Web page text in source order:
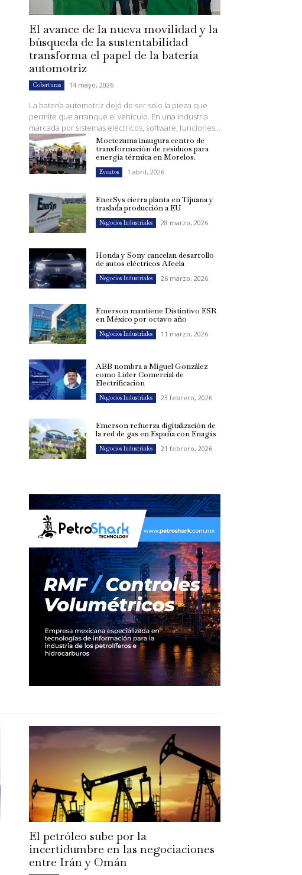
El avance de la nueva movilidad y la
búsqueda de la sustentabilidad
transforma el papel de la batería
automotriz
Coberturas 14 mayo, 2026
La batería automotriz dejó de ser solo la pieza que
permite que arranque el vehículo. En una industria
marcada por sistemas eléctricos, software, funciones...
Moctezuma inaugura centro de
transformación de residuos para
energía térmica en Morelos.
Eventos 1 abril, 2026
EnerSys cierra planta en Tijuana y
traslada producción a EU
Negocios Industriales 28 marzo, 2026
Honda y Sony cancelan desarrollo
de autos eléctricos Afeela
Negocios Industriales 26 marzo, 2026
Emerson mantiene Distintivo ESR
en México por octavo año
Negocios Industriales 11 marzo, 2026
ABB nombra a Miguel González
como Líder Comercial de
Electrificación
Negocios Industriales 23 febrero, 2026
Emerson refuerza digitalización de
la red de gas en España con Enagás
Negocios Industriales 21 febrero, 2026
El petróleo sube por la
incertidumbre en las negociaciones
entre Irán y Omán